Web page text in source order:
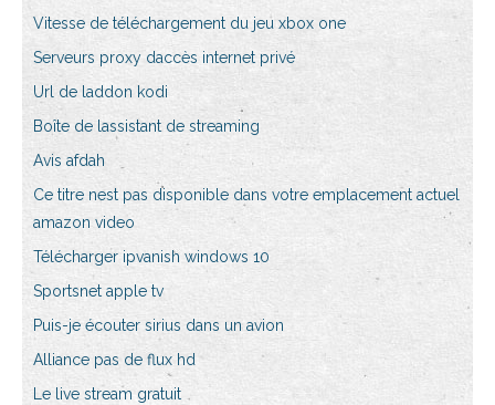
Vitesse de téléchargement du jeu xbox one
Serveurs proxy daccès internet privé
Url de laddon kodi
Boîte de lassistant de streaming
Avis afdah
Ce titre nest pas disponible dans votre emplacement actuel
amazon video
Télécharger ipvanish windows 10
Sportsnet apple tv
Puis-je écouter sirius dans un avion
Alliance pas de flux hd
Le live stream gratuit